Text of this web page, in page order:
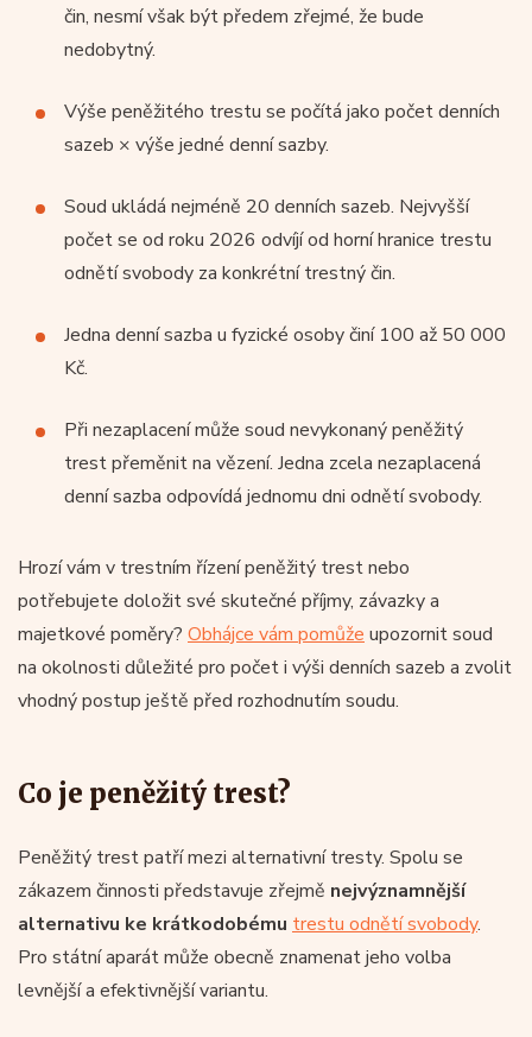
čin, nesmí však být předem zřejmé, že bude
nedobytný.
Výše peněžitého trestu se počítá jako počet denních
sazeb × výše jedné denní sazby.
Soud ukládá nejméně 20 denních sazeb. Nejvyšší
počet se od roku 2026 odvíjí od horní hranice trestu
odnětí svobody za konkrétní trestný čin.
Jedna denní sazba u fyzické osoby činí 100 až 50 000
Kč.
Při nezaplacení může soud nevykonaný peněžitý
trest přeměnit na vězení. Jedna zcela nezaplacená
denní sazba odpovídá jednomu dni odnětí svobody.
Hrozí vám v trestním řízení peněžitý trest nebo
potřebujete doložit své skutečné příjmy, závazky a
majetkové poměry? Obhájce vám pomůže upozornit soud
na okolnosti důležité pro počet i výši denních sazeb a zvolit
vhodný postup ještě před rozhodnutím soudu.
Co je peněžitý trest?
Peněžitý trest patří mezi alternativní tresty. Spolu se
zákazem činnosti představuje zřejmě nejvýznamnější
alternativu ke krátkodobému trestu odnětí svobody.
Pro státní aparát může obecně znamenat jeho volba
levnější a efektivnější variantu.